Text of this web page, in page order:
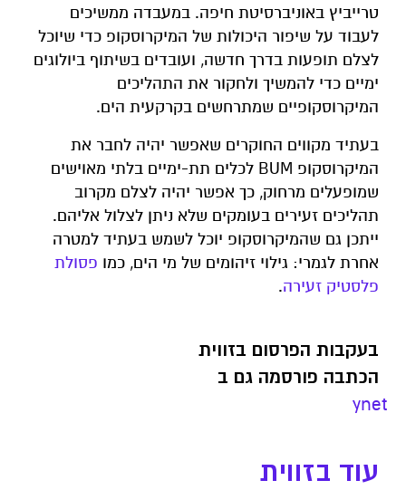
טרייביץ באוניברסיטת חיפה. במעבדה ממשיכים
לעבוד על שיפור היכולות של המיקרוסקופ כדי שיוכל
לצלם תופעות בדרך חדשה, ועובדים בשיתוף ביולוגים
ימיים כדי להמשיך ולחקור את התהליכים
המיקרוסקופיים שמתרחשים בקרקעית הים.
בעתיד מקווים החוקרים שאפשר יהיה לחבר את
המיקרוסקופ BUM לכלים תת-ימיים בלתי מאוישים
שמופעלים מרחוק, כך אפשר יהיה לצלם מקרוב
תהליכים זעירים בעומקים שלא ניתן לצלול אליהם.
ייתכן גם שהמיקרוסקופ יוכל לשמש בעתיד למטרה
אחרת לגמרי: גילוי זיהומים של מי הים, כמו פסולת
פלסטיק זעירה.
בעקבות הפרסום בזווית
הכתבה פורסמה גם ב
ynet
עוד בזווית